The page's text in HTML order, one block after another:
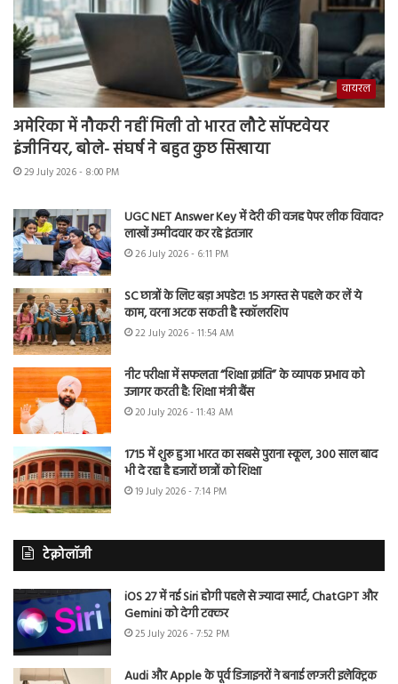
वायरल
अमेरिका में नौकरी नहीं मिली तो भारत लौटे सॉफ्टवेयर
इंजीनियर, बोले- संघर्ष ने बहुत कुछ सिखाया
29 July 2026 - 8:00 PM
UGC NET Answer Key में देरी की वजह पेपर लीक विवाद?
लाखों उम्मीदवार कर रहे इंतजार
26 July 2026 - 6:11 PM
SC छात्रों के लिए बड़ा अपडेट! 15 अगस्त से पहले कर लें ये
काम, वरना अटक सकती है स्कॉलरशिप
22 July 2026 - 11:54 AM
नीट परीक्षा में सफलता “शिक्षा क्रांति” के व्यापक प्रभाव को
उजागर करती है: शिक्षा मंत्री बैंस
20 July 2026 - 11:43 AM
1715 में शुरू हुआ भारत का सबसे पुराना स्कूल, 300 साल बाद
भी दे रहा है हजारों छात्रों को शिक्षा
19 July 2026 - 7:14 PM
टेक्नोलॉजी
iOS 27 में नई Siri होगी पहले से ज्यादा स्मार्ट, ChatGPT और
Gemini को देगी टक्कर
25 July 2026 - 7:52 PM
Audi और Apple के पूर्व डिजाइनरों ने बनाई लग्जरी इलेक्ट्रिक